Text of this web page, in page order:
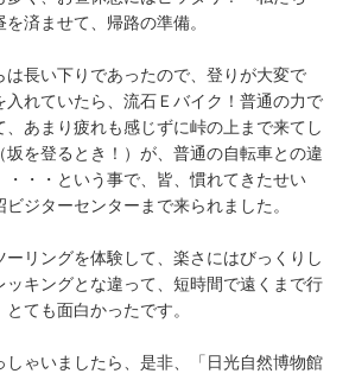
済ませて、帰路の準備。
は長い下りであったので、登りが大変で
入れていたら、流石Ｅバイク！普通の力で
、あまり疲れも感じずに峠の上まで来てし
坂を登るとき！）が、普通の自転車との違
・・・という事で、皆、慣れてきたせい
ジターセンターまで来られました。
リングを体験して、楽さにはびっくりし
ッキングとな違って、短時間で遠くまで行
ても面白かったです。
しゃいましたら、是非、「日光自然博物館